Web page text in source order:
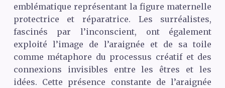
emblématique représentant la figure maternelle
protectrice et réparatrice. Les surréalistes,
fascinés par l’inconscient, ont également
exploité l’image de l’araignée et de sa toile
comme métaphore du processus créatif et des
connexions invisibles entre les êtres et les
idées. Cette présence constante de l’araignée